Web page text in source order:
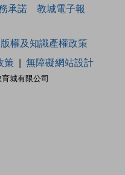
承諾 教城電子報
城有限公司
版權及知識產權政策
策 無障礙網站設計